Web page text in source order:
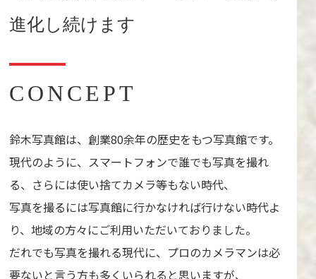
進化し続けます
CONCEPT
鈴木写真館は、創業80余年の歴史をもつ写真館です。
現代のように、スマートフォンで誰でも写真を撮れ
る、さらには使い捨てカメラ等もない時代、
写真を撮るには写真館に行かなければ行けない時代よ
り、地域の方々にご利用いただいておりました。
だれでも写真を撮れる現代に、プロのカメラマンは必
要ないと言う方も多くいられると思いますが、